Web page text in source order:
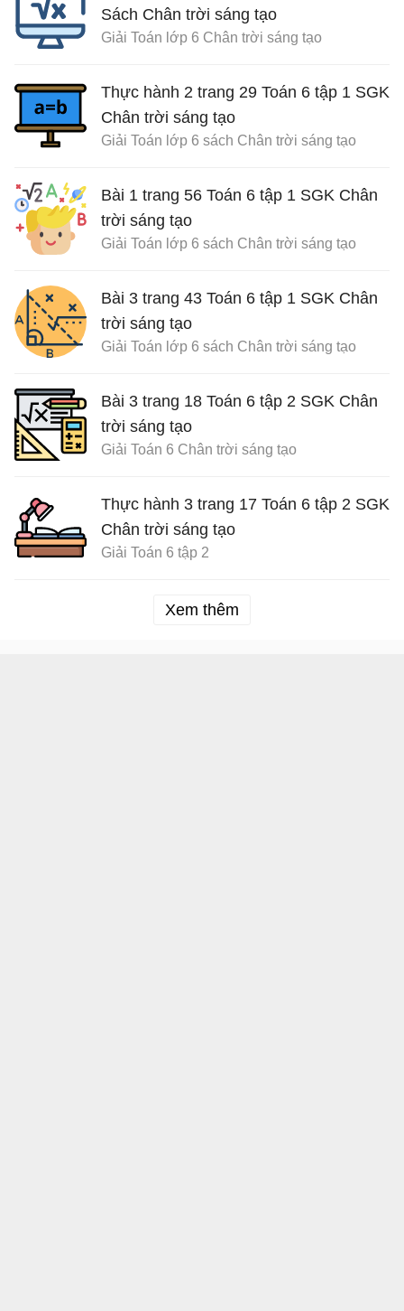
Sách Chân trời sáng tạo
Giải Toán lớp 6 Chân trời sáng tạo
Thực hành 2 trang 29 Toán 6 tập 1 SGK
Chân trời sáng tạo
Giải Toán lớp 6 sách Chân trời sáng tạo
Bài 1 trang 56 Toán 6 tập 1 SGK Chân
trời sáng tạo
Giải Toán lớp 6 sách Chân trời sáng tạo
Bài 3 trang 43 Toán 6 tập 1 SGK Chân
trời sáng tạo
Giải Toán lớp 6 sách Chân trời sáng tạo
Bài 3 trang 18 Toán 6 tập 2 SGK Chân
trời sáng tạo
Giải Toán 6 Chân trời sáng tạo
Thực hành 3 trang 17 Toán 6 tập 2 SGK
Chân trời sáng tạo
Giải Toán 6 tập 2
Xem thêm